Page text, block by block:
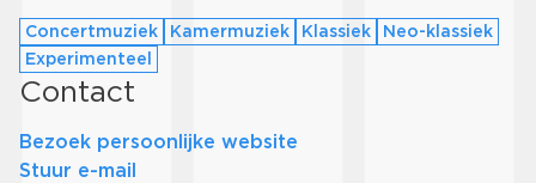
Concertmuziek Kamermuziek Klassiek
Neo-klassiek
Experimenteel
Contact
Bezoek persoonlijke website
Stuur e-mail